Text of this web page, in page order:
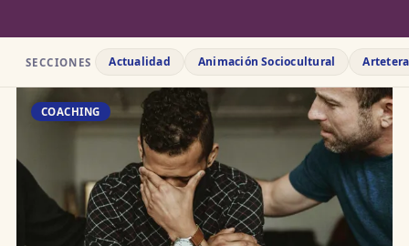
SECCIONES Actualidad Animación Sociocultural
COACHING